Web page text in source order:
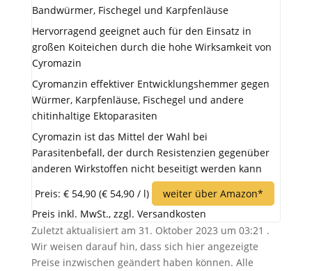
Bandwürmer, Fischegel und Karpfenläuse
Hervorragend geeignet auch für den Einsatz in
großen Koiteichen durch die hohe Wirksamkeit von
Cyromazin
Cyromanzin effektiver Entwicklungshemmer gegen
Würmer, Karpfenläuse, Fischegel und andere
chitinhaltige Ektoparasiten
Cyromazin ist das Mittel der Wahl bei
Parasitenbefall, der durch Resistenzien gegenüber
anderen Wirkstoffen nicht beseitigt werden kann
Preis: € 54,90 (€ 54,90 / l)
weiter über Amazon*
Preis inkl. MwSt., zzgl. Versandkosten
Zuletzt aktualisiert am 31. Oktober 2023 um 03:21 .
Wir weisen darauf hin, dass sich hier angezeigte
Preise inzwischen geändert haben können. Alle